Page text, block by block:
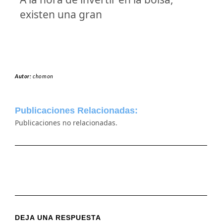
existen una gran
Autor:chomon
Publicaciones Relacionadas:
Publicaciones no relacionadas.
DEJA UNA RESPUESTA